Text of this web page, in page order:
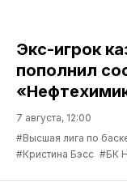
Экс-игрок
пополнил
7 августа, 12:00
#Высшая лига по
#Кристина Бэсс #БК